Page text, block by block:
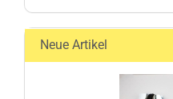
Neue Artikel